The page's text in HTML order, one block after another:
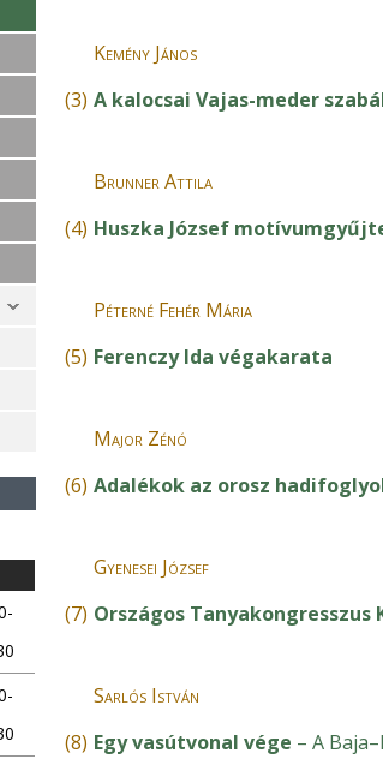
Kemény János
(3) A kalocsai Vajas-meder
Brunner Attila
(4) Huszka József
Péterné Fehér Mária
(5) Ferenczy Ida végakarata
Major Zénó
(6) Adalékok az orosz
Gyenesei József
(7) Országos Tanyakongresszus
Sarlós István
(8) Egy vasútvonal vége – A